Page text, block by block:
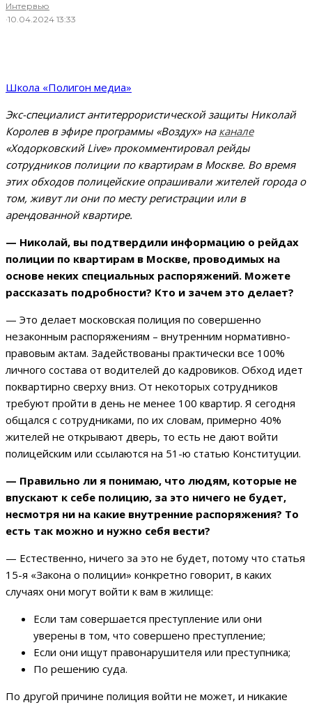
Интервью
·10.04.2024 13:33
Школа «Полигон медиа»
Экс-специалист антитеррористической защиты Николай
Королев в эфире программы «Воздух» на канале
«Ходорковский Live» прокомментировал рейды
сотрудников полиции по квартирам в Москве. Во время
этих обходов полицейские опрашивали жителей города о
том, живут ли они по месту регистрации или в
арендованной квартире.
— Николай, вы подтвердили информацию о рейдах
полиции по квартирам в Москве, проводимых на
основе неких специальных распоряжений. Можете
рассказать подробности? Кто и зачем это делает?
— Это делает московская полиция по совершенно
незаконным распоряжениям – внутренним нормативно-
правовым актам. Задействованы практически все 100%
личного состава от водителей до кадровиков. Обход идет
поквартирно сверху вниз. От некоторых сотрудников
требуют пройти в день не менее 100 квартир. Я сегодня
общался с сотрудниками, по их словам, примерно 40%
жителей не открывают дверь, то есть не дают войти
полицейским или ссылаются на 51-ю статью Конституции.
— Правильно ли я понимаю, что людям, которые не
впускают к себе полицию, за это ничего не будет,
несмотря ни на какие внутренние распоряжения? То
есть так можно и нужно себя вести?
— Естественно, ничего за это не будет, потому что статья
15-я «Закона о полиции» конкретно говорит, в каких
случаях они могут войти к вам в жилище:
Если там совершается преступление или они
уверены в том, что совершено преступление;
Если они ищут правонарушителя или преступника;
По решению суда.
По другой причине полиция войти не может, и никакие